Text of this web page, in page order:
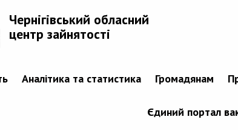
Чернігівський обласний
центр зайнятості
Аналітика та статистика Громадянам
Єдиний портал